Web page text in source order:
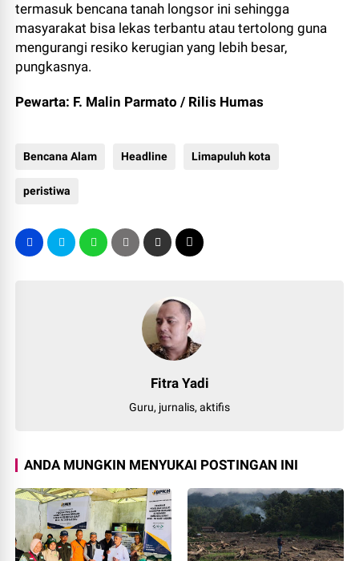
termasuk bencana tanah longsor ini sehingga
masyarakat bisa lekas terbantu atau tertolong guna
mengurangi resiko kerugian yang lebih besar,
pungkasnya.
Pewarta: F. Malin Parmato / Rilis Humas
Bencana Alam Headline Limapuluh kota
peristiwa
Fitra Yadi
Guru, jurnalis, aktifis
ANDA MUNGKIN MENYUKAI POSTINGAN INI